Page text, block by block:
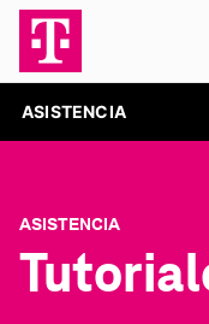
ASISTENCIA
ASISTENCIA